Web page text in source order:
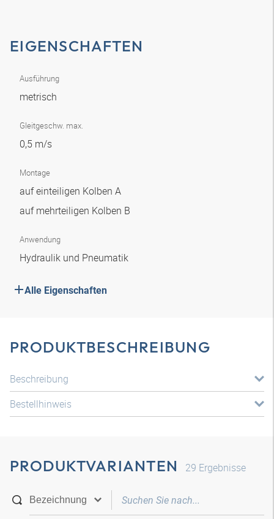
EIGENSCHAFTEN
Ausführung
metrisch
Gleitgeschw. max.
0,5 m/s
Montage
auf einteiligen Kolben A
auf mehrteiligen Kolben B
Anwendung
Hydraulik und Pneumatik
Alle Eigenschaften
PRODUKTBESCHREIBUNG
Beschreibung
Bestellhinweis
PRODUKTVARIANTEN 29 Ergebnisse